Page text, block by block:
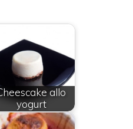
allo
yogurt